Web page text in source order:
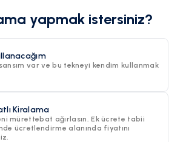
yapmak istersiniz?
var ve bu tekneyi kendim kullanmak
Kiralama
mürettebat ağırlasın. Ek ücrete tabii
ücretlendirme alanında fiyatını